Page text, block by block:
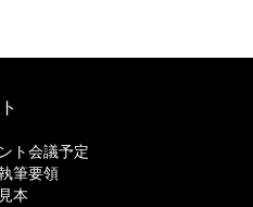
ト会議予定
筆要領
本